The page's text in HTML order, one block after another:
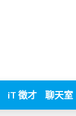
iT 徵才 聊天室